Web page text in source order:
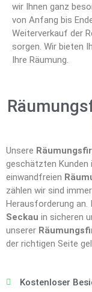
wir Ihnen ganz
von Anfang bis
Weiterverkauf der
sorgen. Wir bieten
Ihre Räumung.
Unsere
geschätzten Kunden
einwandfreien
zählen wir sind
Herausforderung an.
Seckau in sicheren
unserer
der richtigen Seite
Kostenloser